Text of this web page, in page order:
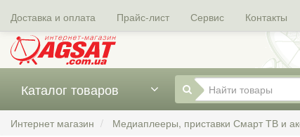
Доставка и оплата Прайс-лист Сервис Контакты
Каталог товаров
Интернет магазин Медиаплееры, приставки Смарт ТВ и